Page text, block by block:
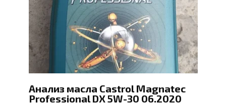
Анализ масла Castrol Magnatec
Professional DX 5W-30 06.2020